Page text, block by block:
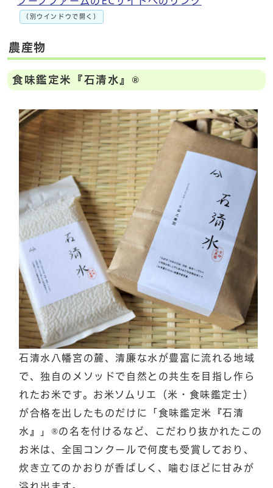
（別ウインドウで開く）
農産物
食味鑑定米『石清水』®
石清水八幡宮の麓、清廉な水が豊富に流れる地域
で、独自のメソッドで自然との共生を目指し作ら
れたお米です。お米ソムリエ（米・食味鑑定士）
が合格を出したものだけに「食味鑑定米『石清
水』」®の名を付けるなど、こだわり抜かれたこの
お米は、全国コンクールで何度も受賞しており、
炊き立てのかおりが香ばしく、噛むほどに甘みが